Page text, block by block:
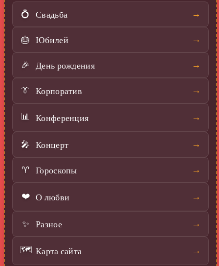
💍 Свадьба →
🎂 Юбилей →
🎉 День рождения →
👔 Корпоратив →
📊 Конференция →
🎤 Концерт →
♈ Гороскопы →
❤️ О любви →
✨ Разное →
🗺️ Карта сайта →